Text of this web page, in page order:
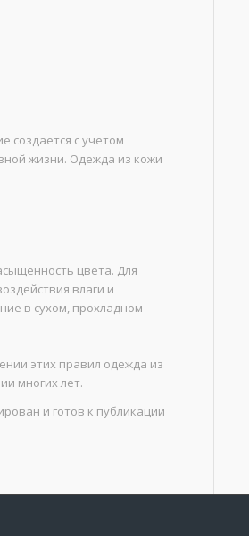
создается с учетом
жизни. Одежда из кожи
цвета. Для
влаги и
в сухом, прохладном
этих правил одежда из
многих лет.
и готов к публикации